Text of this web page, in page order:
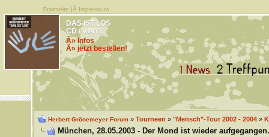
Startseite |Â Impressum
DAS IST LOS
CD / VINYL
Â» Infos
Â» jetzt bestellen!
Herbert Grönemeyer Forum» Tourneen » "Mensch"-Tour 2002 - 2004»
München, 28.05.2003 - Der Mond ist wieder